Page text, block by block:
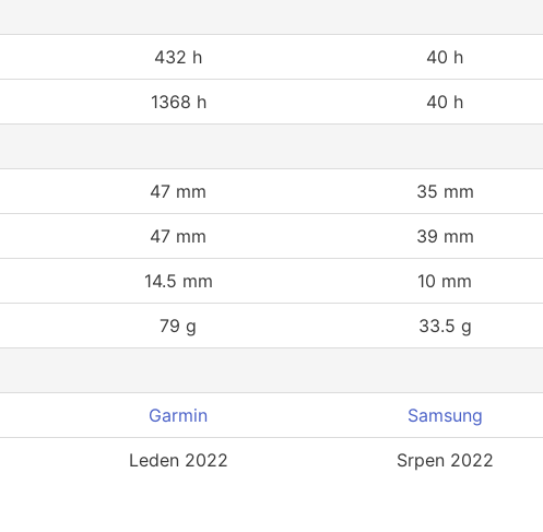
432 h 40 h
1368 h 40 h
47 mm 35 mm
47 mm 39 mm
14.5 mm 10 mm
79 g 33.5 g
Garmin Samsung
Leden 2022 Srpen 2022